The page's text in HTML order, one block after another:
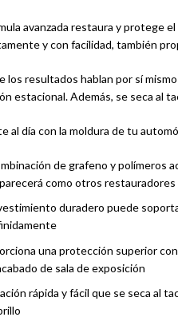
avanzada restaura y protege
y con facilidad, también
los resultados hablan por sí
estacional. Además, se seca al
al día con la moldura de tu
de grafeno y polímeros
como otros restauradores
duradero puede
una protección superior
de sala de exposición
rápida y fácil que se seca al